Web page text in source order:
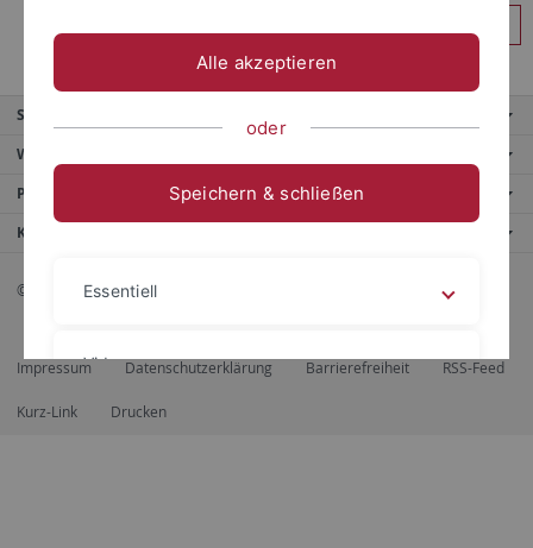
Service
Weitere Angebote
Portale
Kontaktinfo
© 2026 Eberhard Karls Universität Tübingen, Tübingen
Impressum Datenschutzerklärung Barrierefreiheit RSS-Feed
Kurz-Link Drucken
Alle akzeptieren
oder
Speichern & schließen
Essentiell
Videos